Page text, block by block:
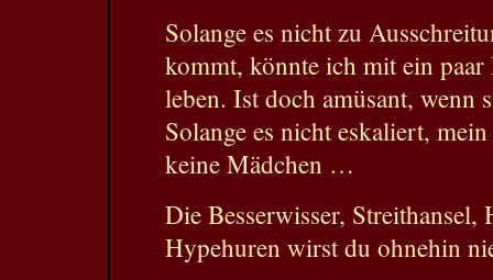
Solange es nicht zu
kommt, könnte ich mit ein
leben. Ist doch amüsant, wenn
Solange es nicht eskaliert,
keine Mädchen …
Die Besserwisser,
Hypehuren wirst du ohnehin